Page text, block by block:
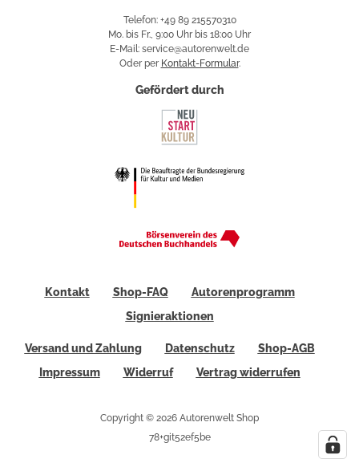
Telefon: +49 89 215570310
Mo. bis Fr., 9:00 Uhr bis 18:00 Uhr
E-Mail: service@autorenwelt.de
Oder per Kontakt-Formular.
Gefördert durch
Kontakt Shop-FAQ
Autorenprogramm
Signieraktionen
Versand und Zahlung Datenschutz
Shop-AGB
Impressum
Widerruf Vertrag widerrufen
Copyright © 2026 Autorenwelt Shop
78+git52ef5be